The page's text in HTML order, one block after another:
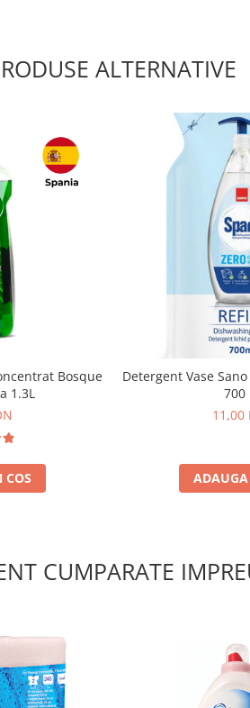
ALTERNATIVE
Bosque
1.3L
Detergent Vase
700
11,00
CUMPARATE